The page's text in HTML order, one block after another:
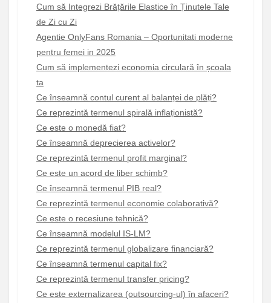
Cum să Integrezi Brățările Elastice în Ținutele Tale
de Zi cu Zi
Agentie OnlyFans Romania – Oportunitati moderne
pentru femei in 2025
Cum să implementezi economia circulară în școala
ta
Ce înseamnă contul curent al balanței de plăți?
Ce reprezintă termenul spirală inflaționistă?
Ce este o monedă fiat?
Ce înseamnă deprecierea activelor?
Ce reprezintă termenul profit marginal?
Ce este un acord de liber schimb?
Ce înseamnă termenul PIB real?
Ce reprezintă termenul economie colaborativă?
Ce este o recesiune tehnică?
Ce înseamnă modelul IS-LM?
Ce reprezintă termenul globalizare financiară?
Ce înseamnă termenul capital fix?
Ce reprezintă termenul transfer pricing?
Ce este externalizarea (outsourcing-ul) în afaceri?